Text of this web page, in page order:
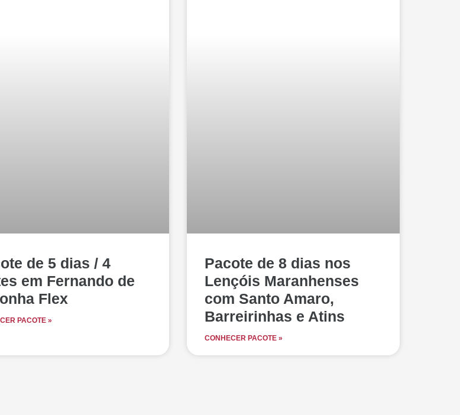
de 5 dias / 4
em Fernando de
Flex
PACOTE »
Pacote de 8 dias nos
Lençóis Maranhenses
com Santo Amaro,
Barreirinhas e Atins
CONHECER PACOTE »